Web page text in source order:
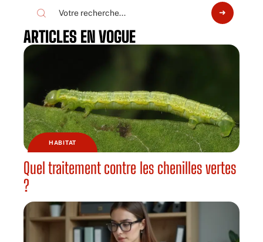
ARTICLES EN VOGUE
HABITAT
Quel traitement contre les chenilles vertes
?